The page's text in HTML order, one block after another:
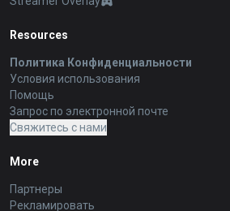
Resources
Политика Конфиденциальности
Условия использования
Помощь
Запрос по электронной почте
Свяжитесь с нами
More
Партнеры
Рекламировать